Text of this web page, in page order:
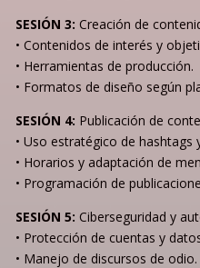
SESIÓN 3: Creación de
• Contenidos de interés y
• Herramientas de producción.
• Formatos de diseño según
SESIÓN 4: Publicación de
• Uso estratégico de hashtags
• Horarios y adaptación de
• Programación de
SESIÓN 5: Ciberseguridad y
• Protección de cuentas y
• Manejo de discursos de odio.